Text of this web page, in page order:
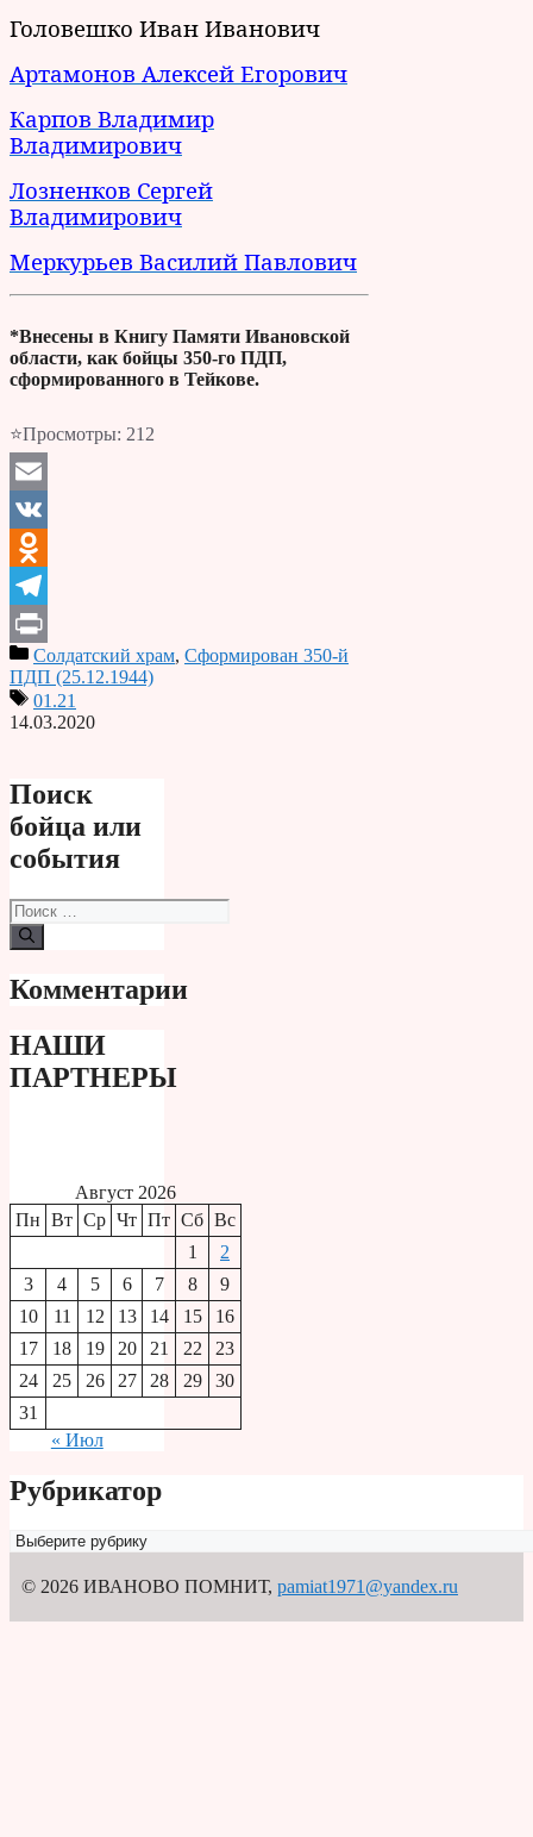
Головешко Иван Иванович
Артамонов Алексей Егорович
Карпов Владимир
Владимирович
Лозненков Сергей
Владимирович
Меркурьев Василий Павлович
*Внесены в Книгу Памяти Ивановской
области, как бойцы 350-го ПДП,
сформированного в Тейкове.
⭐Просмотры: 212
Email
VK
Odnoklassniki
Telegram
PrintСолдатский храм, Сформирован 350-й
ПДП (25.12.1944)
01.21
14.03.2020
Поиск
бойца или
события
Поиск:
Комментарии
НАШИ
ПАРТНЕРЫ
Август 2026
Пн Вт Ср Чт Пт Сб Вс
1
2
3
4 5 6 7 8
9
10
11 12 13 14 15
16
17
18 19 20 21 22
23
24
25 26 27 28 29
30
31
« Июл
Рубрикатор
Рубрикатор
© 2026 ИВАНОВО ПОМНИТ, pamiat1971@yandex.ru